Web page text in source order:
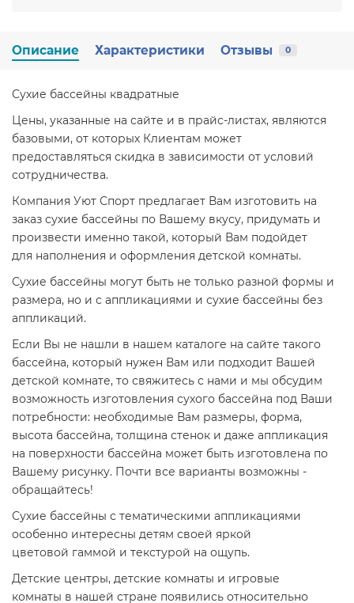
Описание Характеристики Отзывы 0
Сухие бассейны квадратные
Цены, указанные на сайте и в прайс-листах, являются
базовыми, от которых Клиентам может
предоставляться скидка в зависимости от условий
сотрудничества.
Компания Уют Спорт предлагает Вам изготовить на
заказ сухие бассейны по Вашему вкусу, придумать и
произвести именно такой, который Вам подойдет
для наполнения и оформления детской комнаты.
Сухие бассейны могут быть не только разной формы и
размера, но и с аппликациями и сухие бассейны без
аппликаций.
Если Вы не нашли в нашем каталоге на сайте такого
бассейна, который нужен Вам или подходит Вашей
детской комнате, то свяжитесь с нами и мы обсудим
возможность изготовления сухого бассейна под Ваши
потребности: необходимые Вам размеры, форма,
высота бассейна, толщина стенок и даже аппликация
на поверхности бассейна может быть изготовлена по
Вашему рисунку. Почти все варианты возможны -
обращайтесь!
Сухие бассейны с тематическими аппликациями
особенно интересны детям своей яркой
цветовой гаммой и текстурой на ощупь.
Детские центры, детские комнаты и игровые
комнаты в нашей стране появились относительно